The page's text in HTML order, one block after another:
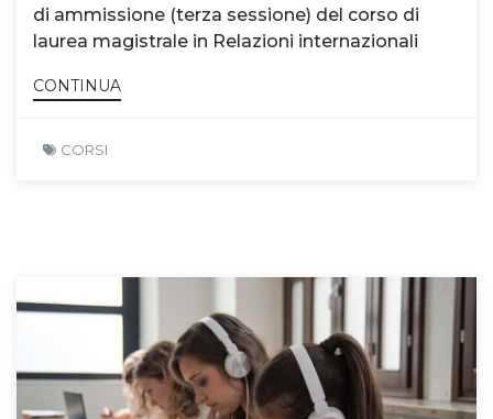
di ammissione (terza sessione) del corso di
laurea magistrale in Relazioni internazionali
CONTINUA
CORSI